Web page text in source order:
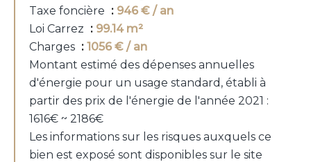
Taxe foncière
946 € / an
Loi Carrez
99.14 m²
Charges
1056 € / an
Montant estimé des dépenses annuelles
d'énergie pour un usage standard, établi à
partir des prix de l'énergie de l'année 2021 :
1616€ ~ 2186€
Les informations sur les risques auxquels ce
bien est exposé sont disponibles sur le site